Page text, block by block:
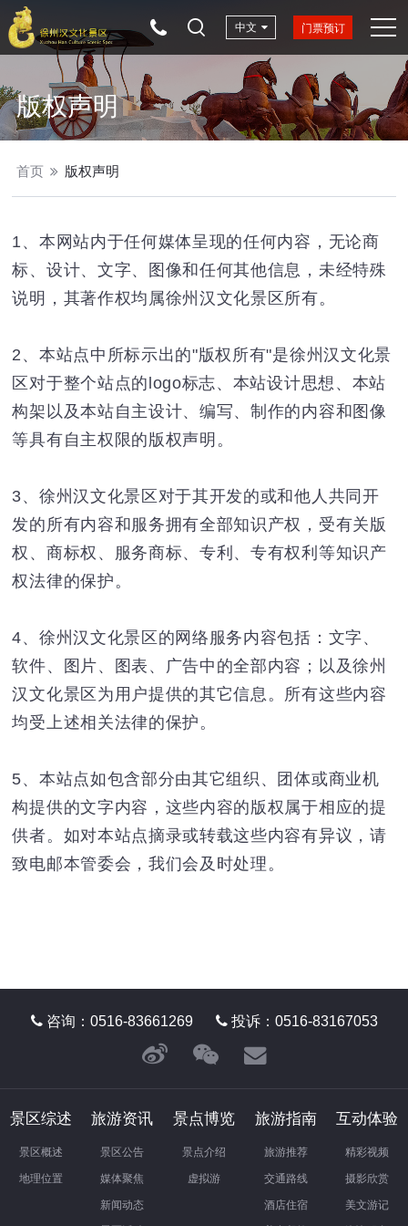
中文 门票预订
版权声明
首页 版权声明
1、本网站内于任何媒体呈现的任何内容，无论商
标、设计、文字、图像和任何其他信息，未经特殊
说明，其著作权均属徐州汉文化景区所有。
2、本站点中所标示出的"版权所有"是徐州汉文化景
区对于整个站点的logo标志、本站设计思想、本站
构架以及本站自主设计、编写、制作的内容和图像
等具有自主权限的版权声明。
3、徐州汉文化景区对于其开发的或和他人共同开
发的所有内容和服务拥有全部知识产权，受有关版
权、商标权、服务商标、专利、专有权利等知识产
权法律的保护。
4、徐州汉文化景区的网络服务内容包括：文字、
软件、图片、图表、广告中的全部内容；以及徐州
汉文化景区为用户提供的其它信息。所有这些内容
均受上述相关法律的保护。
5、本站点如包含部分由其它组织、团体或商业机
构提供的文字内容，这些内容的版权属于相应的提
供者。如对本站点摘录或转载这些内容有异议，请
致电邮本管委会，我们会及时处理。
咨询：0516-83661269 投诉：0516-83167053
景区综述
景区概述
地理位置
旅游资讯
景区公告
媒体聚焦
新闻动态
景点博览
景点介绍
虚拟游
旅游指南
旅游推荐
交通路线
酒店住宿
互动体验
精彩视频
摄影欣赏
美文游记